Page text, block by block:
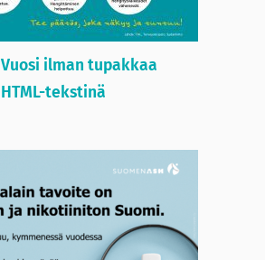
Vuosi ilman tupakkaa
HTML-tekstinä